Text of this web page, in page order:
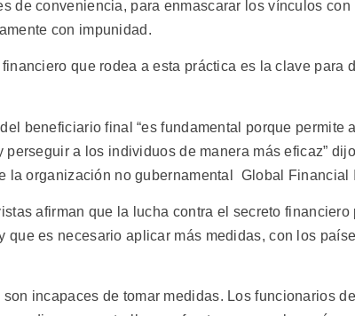
de conveniencia, para enmascarar los vínculos
con impunidad.
que rodea a esta práctica es la clave para
beneficiario final “es fundamental porque permite
perseguir a los individuos de manera más eficaz”
la organización no gubernamental Global Financial
afirman que la lucha contra el secreto
que es necesario aplicar más medidas, con los
incapaces de tomar medidas. Los funcionarios